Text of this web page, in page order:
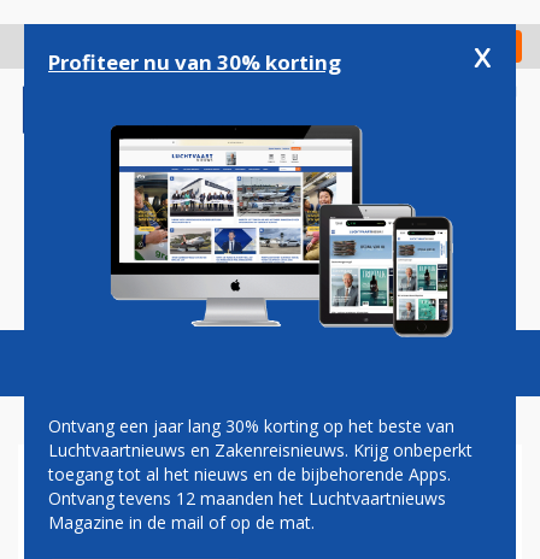
gaan
Check in
Magazine Podcasts Vacatures
PILOTEN JAPAN AIRLINES
ZAGEN TOESTEL VAN
Profiteer nu van 30% korting x
Ontvang een jaar lang 30% korting op het beste van
Luchtvaartnieuws en Zakenreisnieuws. Krijg onbeperkt
toegang tot al het nieuws en de bijbehorende Apps.
Ontvang tevens 12 maanden het Luchtvaartnieuws
Magazine in de mail of op de mat.